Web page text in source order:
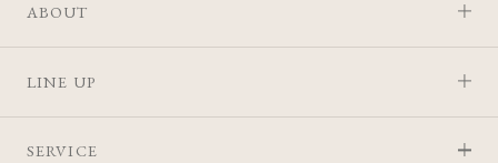
ABOUT
LINE UP
SERVICE